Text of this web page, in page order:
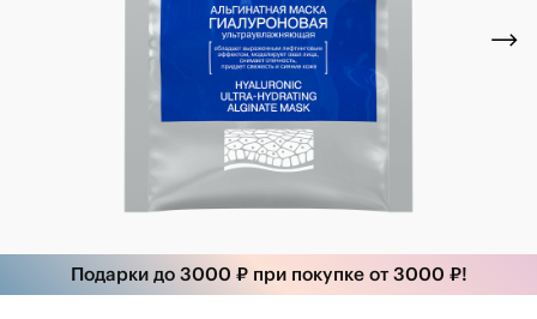
Подарки до 3000 ₽ при покупке от 3000 ₽!